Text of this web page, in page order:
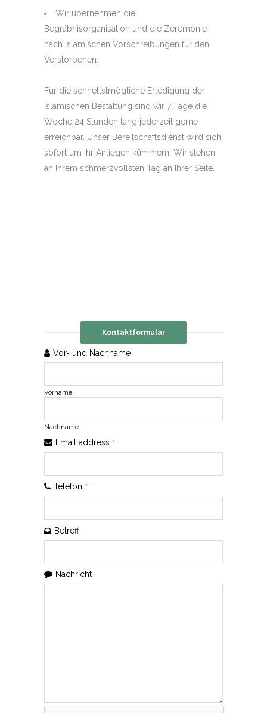
Wir übernehmen die
Begräbnisorganisation und die Zeremonie
nach islamischen Vorschreibungen für den
Verstorbenen.
Für die schnellstmögliche Erledigung der
islamischen Bestattung sind wir 7 Tage die
Woche 24 Stunden lang jederzeit gerne
erreichbar. Unser Bereitschaftsdienst wird sich
sofort um Ihr Anliegen kümmern. Wir stehen
an Ihrem schmerzvollsten Tag an Ihrer Seite.
Kontaktformular
Vor- und Nachname
Vorname
Nachname
YourEmail address *
Telefon *
Betreff
Nachricht